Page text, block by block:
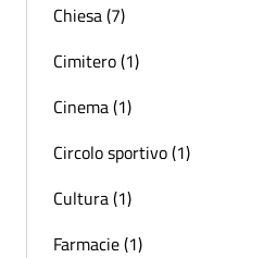
Chiesa (7)
Cimitero (1)
Cinema (1)
Circolo sportivo (1)
Cultura (1)
Farmacie (1)